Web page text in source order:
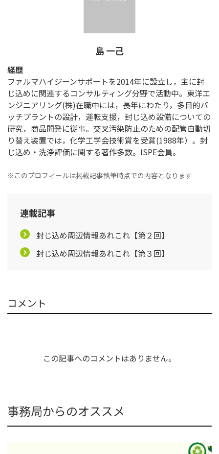
島 一己
経歴
ファルマハイジーンサポートを2014年に設立し，主に封
じ込めに関連するコンサルティング分野で活動中。東洋エ
ンジニアリング(株)在職中には，長年にわたり，多目的バ
ッチプラントの設計，運転支援，封じ込め設備についての
研究，商品開発に従事。交叉汚染防止のための配管自動切
り替え装置では，化学工学会技術賞を受賞(1988年）。封
じ込め・洗浄評価に関する著作多数。ISPE会員。
※このプロフィールは掲載記事執筆時点での内容となります
連載記事
封じ込め周辺情報あれこれ【第２回】
封じ込め周辺情報あれこれ【第３回】
コメント
この記事へのコメントはありません。
事務局からのオススメ